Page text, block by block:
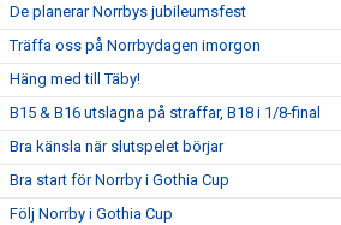
De planerar Norrbys jubileumsfest
Träffa oss på Norrbydagen imorgon
Häng med till Täby!
B15 & B16 utslagna på straffar, B18 i 1/8-final
Bra känsla när slutspelet börjar
Bra start för Norrby i Gothia Cup
Följ Norrby i Gothia Cup